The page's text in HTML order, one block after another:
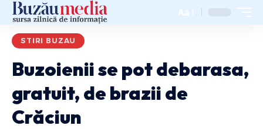
Aa
STIRI BUZAU
Buzoienii se pot debarasa,
gratuit, de brazii de
Crăciun